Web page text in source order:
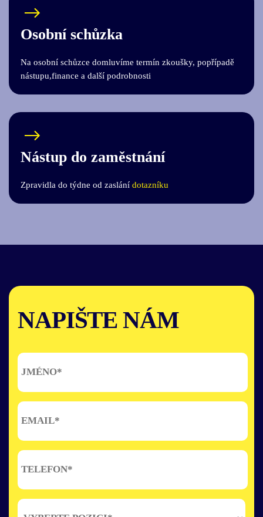
Osobní schůzka
Na osobní schůzce domluvíme termín zkoušky, popřípadě
nástupu,finance a další podrobnosti
Nástup do zaměstnání
Zpravidla do týdne od zaslání dotazníku
NAPIŠTE NÁM